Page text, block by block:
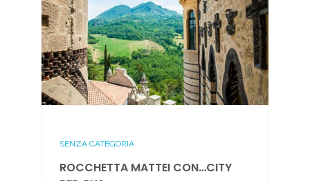
SENZA CATEGORIA
ROCCHETTA MATTEI CON…CITY